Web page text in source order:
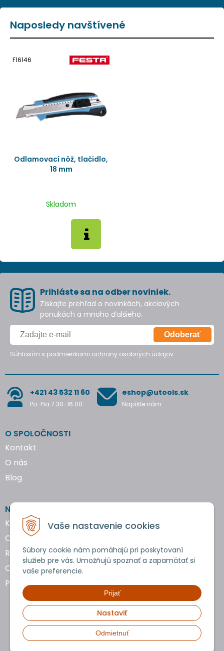
Vaše nastavenie cookies
Súbory cookie nám pomáhajú pri poskytovaní
služieb pre vás. Umožňujú spoznať a zapamätať si
vaše preferencie.
Prijať
Nastaviť
Odmietnuť
Naposledy navštívené
F16146
Odlamovací nôž, tlačidlo,
18 mm
Skladom
Prihláste sa na odber noviniek.
Získajte prehľad o novinkách, akciových
ponukách a mnoho ďalšieho.
Odoberať
Súhlasím s podmienkami ochrany osobných údajov.
+421 43 532 11 60
Po-Pia 7:30-16:00
eshop@utools.sk
Napíšte nám
O SPOLOČNOSTI
Kontakt
O nás
Blog
NAKUPOVANIE
Katalógy náradia
Obchodné podmienky
Reklamácie a vrátenie tovaru
Ochrana osobných údajov
Používanie cookies